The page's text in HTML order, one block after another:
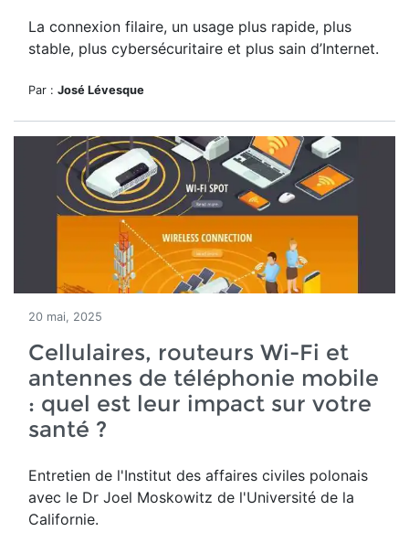
La connexion filaire, un usage plus rapide, plus
stable, plus cybersécuritaire et plus sain d’Internet.
Par : José Lévesque
20 mai, 2025
Cellulaires, routeurs Wi-Fi et
antennes de téléphonie mobile
: quel est leur impact sur votre
santé ?
Entretien de l'Institut des affaires civiles polonais
avec le Dr Joel Moskowitz de l'Université de la
Californie.